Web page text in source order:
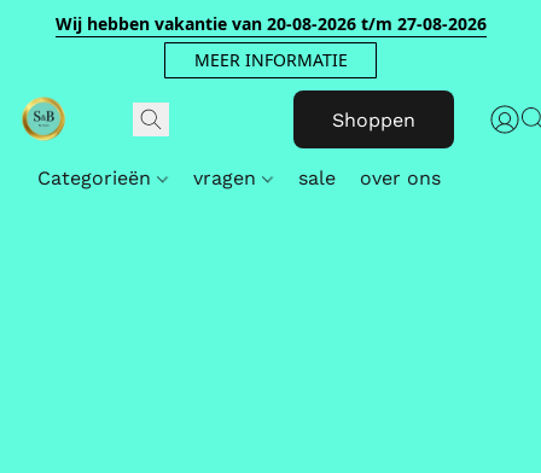
Wij hebben vakantie van 20-08-2026 t/m 27-08-2026
MEER INFORMATIE
Shoppen
Categorieën vragen sale over ons